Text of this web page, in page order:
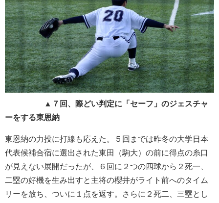
▲７回、際どい判定に「セーフ」のジェスチャ
ーをする東恩納
東恩納の力投に打線も応えた。５回までは昨冬の大学日本
代表候補合宿に選出された東田（駒大）の前に得点の糸口
が見えない展開だったが、６回に２つの四球から２死一、
二塁の好機を生み出すと主将の櫻井がライト前へのタイム
リーを放ち、ついに１点を返す。さらに２死二、三塁とし